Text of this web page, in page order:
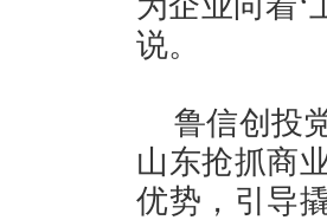
说。
鲁信创投
山东抢抓商
优势，引导